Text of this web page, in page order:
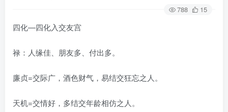
788 15
四化—四化入交友宫
禄：人缘佳、朋友多、付出多。
廉贞=交际广，酒色财气，易结交狂忘之人。
天机=交情好，多结交年龄相仿之人。